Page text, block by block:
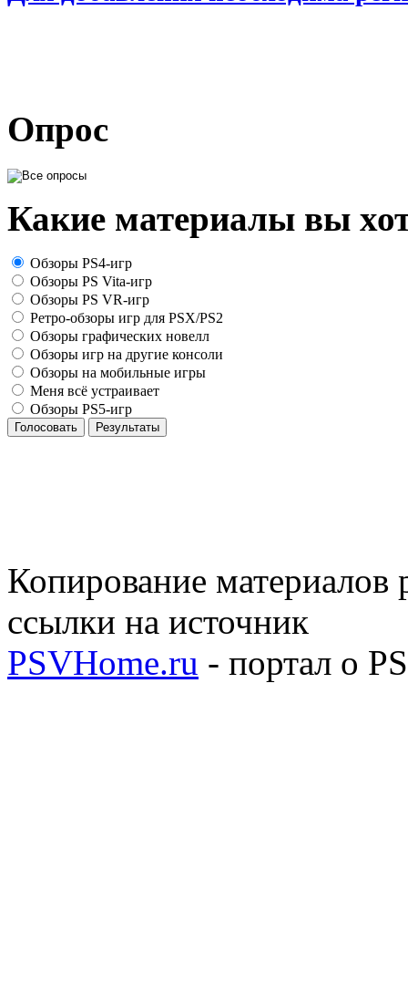
Опрос
Какие материалы вы
Обзоры PS4-игр
Обзоры PS Vita-игр
Обзоры PS VR-игр
Ретро-обзоры игр для PSX/PS2
Обзоры графических новелл
Обзоры игр на другие консоли
Обзоры на мобильные игры
Меня всё устраивает
Обзоры PS5-игр
Голосовать Результаты
Копирование материалов
ссылки на источник
PSVHome.ru - портал о